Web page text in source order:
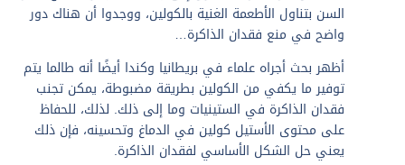
السن بتناول الأطعمة الغنية بالكولين، ووجدوا أن هناك دور
واضح في منع فقدان الذاكرة…
أظهر بحث أجراه علماء في بريطانيا وكندا أيضًا أنه طالما يتم
توفير ما يكفي من الكولين بطريقة مضبوطة، يمكن تجنب
فقدان الذاكرة في الستينيات وما إلى ذلك. لذلك، للحفاظ
على محتوى الأستيل كولين في الدماغ وتحسينه، فإن ذلك
يعني حل الشكل الأساسي لفقدان الذاكرة.